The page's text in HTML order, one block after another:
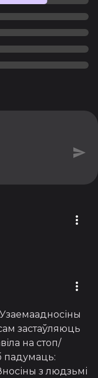
застаўляюць
на стоп/
падумаць:
з людзьмі